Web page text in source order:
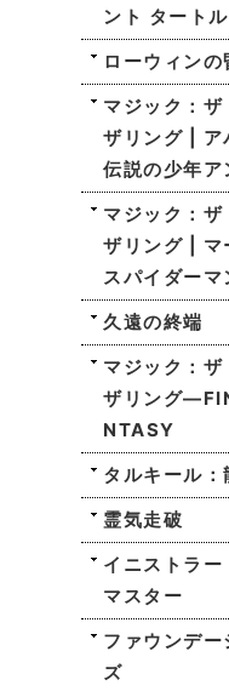
ント タート
ローウィンの
マジック：ザ
ザリング | ア
伝説の少年ア
マジック：ザ
ザリング | マ
スパイダーマ
久遠の終端
マジック：ザ
ザリング
NTASY
タルキール：
霊気走破
イニストラー
マスター
ファウンデー
ズ